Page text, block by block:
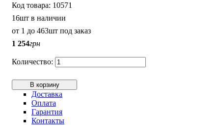
10571
16шт в наличии
от 1 до 463шт под заказ
1 254грн
В корзину
Доставка
Оплата
Гарантия
Контакты